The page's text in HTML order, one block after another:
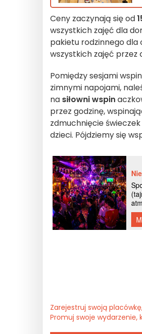
Ceny zaczynają się od
wszystkich zajęć dla
pakietu rodzinnego dla
wszystkich zajęć przez
Pomiędzy sesjami
zimnymi napojami,
na siłowni wspin
przez godzinę,
zdmuchnięcie
dzieci. Pójdziemy się
Zarejestruj swoją
Promuj swoje wydarzenie,